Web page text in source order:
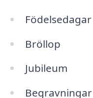
Födelsedagar
Bröllop
Jubileum
Begravningar